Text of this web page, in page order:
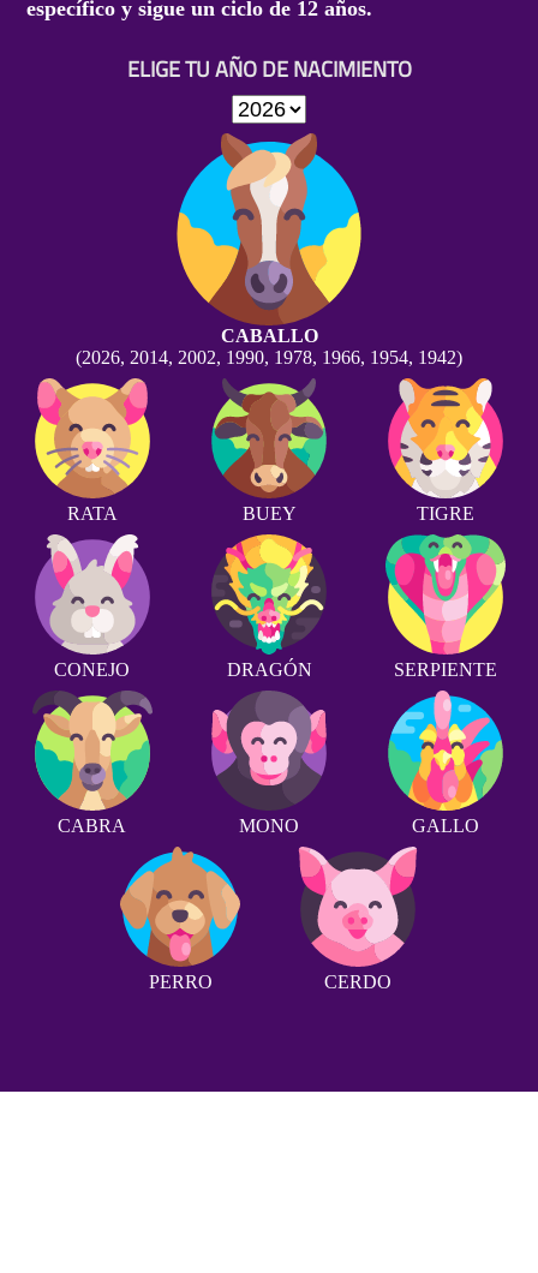
específico y sigue un ciclo de 12 años.
ELIGE TU AÑO DE NACIMIENTO
CABALLO
(2026, 2014, 2002, 1990, 1978, 1966, 1954, 1942)
RATA BUEY TIGRE
CONEJO DRAGÓN SERPIENTE
CABRA MONO GALLO
PERRO CERDO